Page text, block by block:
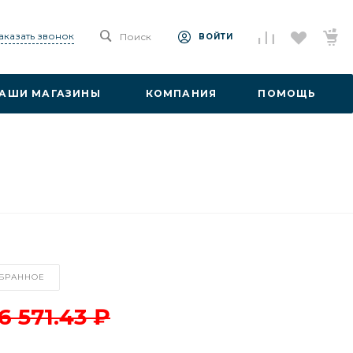
звонок Поиск ВОЙТИ
МАГАЗИНЫ КОМПАНИЯ ПОМОЩЬ
571.43 ₽